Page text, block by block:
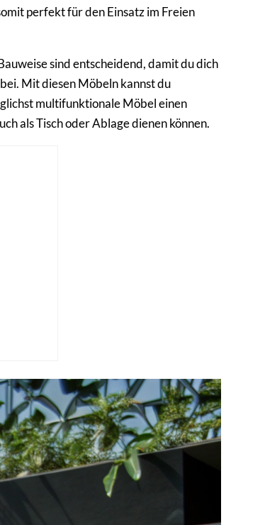
perfekt für den Einsatz im Freien
sind entscheidend, damit du dich
Mit diesen Möbeln kannst du
multifunktionale Möbel einen
als Tisch oder Ablage dienen können.